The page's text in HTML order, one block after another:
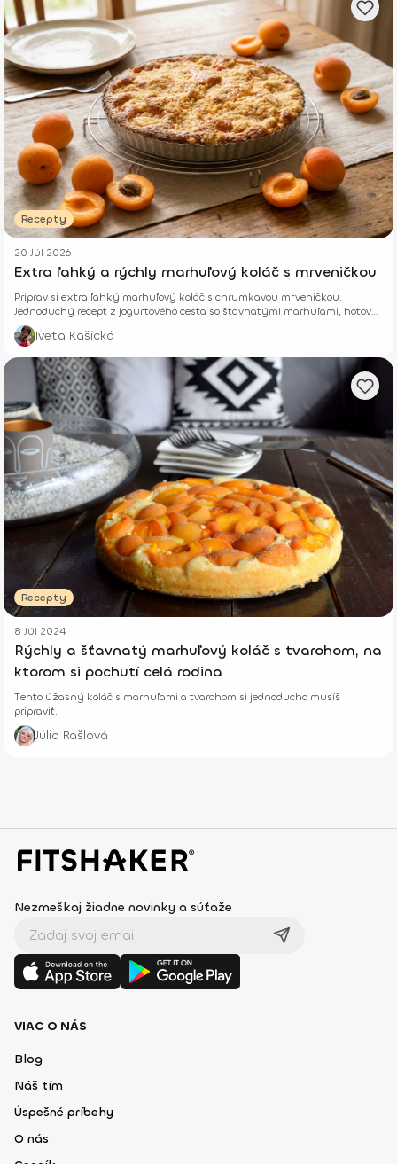
Recepty
20 Júl 2026
Extra ľahký a rýchly marhuľový koláč s mrveničkou
Priprav si extra ľahký marhuľový koláč s chrumkavou mrveničkou.
Jednoduchý recept z jogurtového cesta so šťavnatými marhuľami, hotový
z pár surovín.
Iveta Kašická
Recepty
8 Júl 2024
Rýchly a šťavnatý marhuľový koláč s tvarohom, na
ktorom si pochutí celá rodina
Tento úžasný koláč s marhuľami a tvarohom si jednoducho musíš
pripraviť.
Júlia Rašlová
Nezmeškaj žiadne novinky a súťaže
VIAC O NÁS
Blog
Náš tím
Úspešné príbehy
O nás